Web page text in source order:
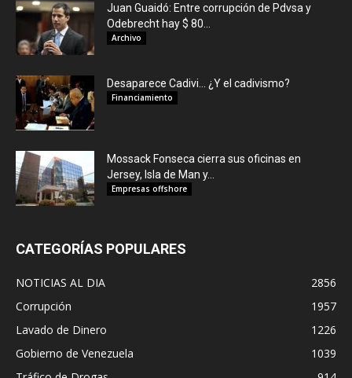
Juan Guaidó: Entre corrupción de Pdvsa y
Odebrecht hay $ 80...
Archivo
Desaparece Cadivi… ¿Y el cadivismo?
Financiamiento
Mossack Fonseca cierra sus oficinas en
Jersey, Isla de Man y...
Empresas offshore
CATEGORÍAS POPULARES
NOTICIAS AL DIA
2856
Corrupción
1957
Lavado de Dinero
1226
Gobierno de Venezuela
1039